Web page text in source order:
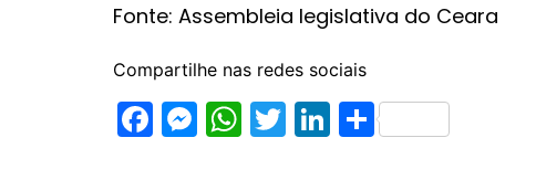
Fonte: Assembleia legislativa do Ceara
Compartilhe nas redes sociais
F
M W T
Li S